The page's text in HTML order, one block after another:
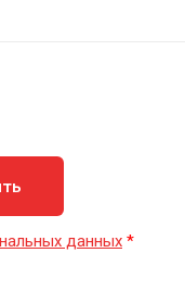
данных *